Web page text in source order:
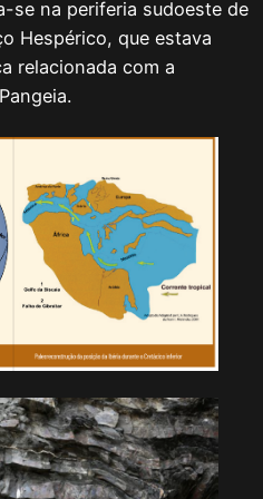
se na perife­ria sudoeste de
Hespérico, que esta­va
relacionada com a